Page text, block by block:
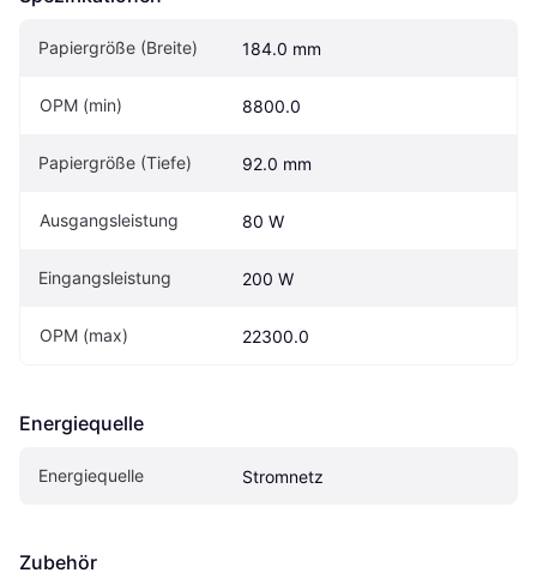
Papiergröße (Breite) 184.0 mm
OPM (min) 8800.0
Papiergröße (Tiefe) 92.0 mm
Ausgangsleistung 80 W
Eingangsleistung 200 W
OPM (max) 22300.0
Energiequelle
Energiequelle Stromnetz
Zubehör